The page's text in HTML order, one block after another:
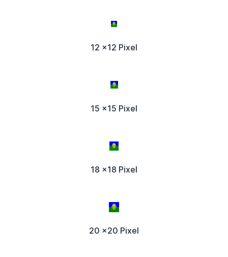
12 x12 Pixel
15 x15 Pixel
18 x18 Pixel
20 x20 Pixel